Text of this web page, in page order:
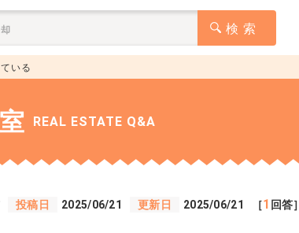
検 索
いる
REAL ESTATE Q&A
投稿日 2025/06/21 更新日 2025/06/21 ［1 回答］